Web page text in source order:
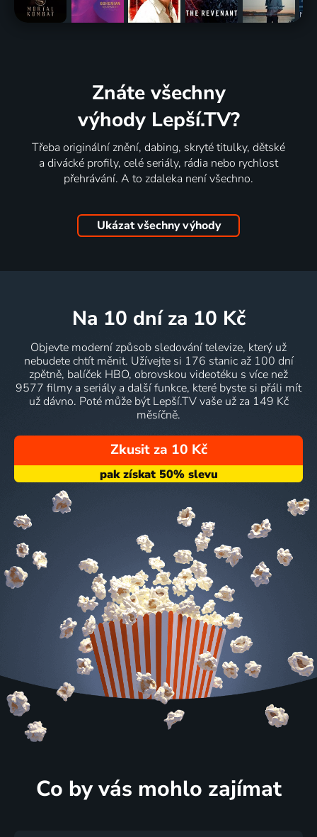
Znáte všechny
výhody Lepší.TV?
Třeba originální znění, dabing, skryté titulky, dětské
a divácké profily, celé seriály, rádia nebo rychlost
přehrávání. A to zdaleka není všechno.
Ukázat všechny výhody
na 10 dní za 10 Kč
Objevte moderní způsob sledování televize, který už
nebudete chtít měnit. Užívejte si 176 stanic až 100 dní
zpětně, balíček HBO, obrovskou videotéku s více než
9577 filmy a seriály a další funkce, které byste si přáli mít
už dávno. Poté může být Lepší.TV vaše už za 149 Kč
měsíčně.
Zkusit za 10 Kč
Co by vás mohlo zajímat